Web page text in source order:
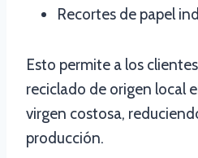
Recortes de papel
Esto permite a los
reciclado de origen local
virgen costosa,
producción.